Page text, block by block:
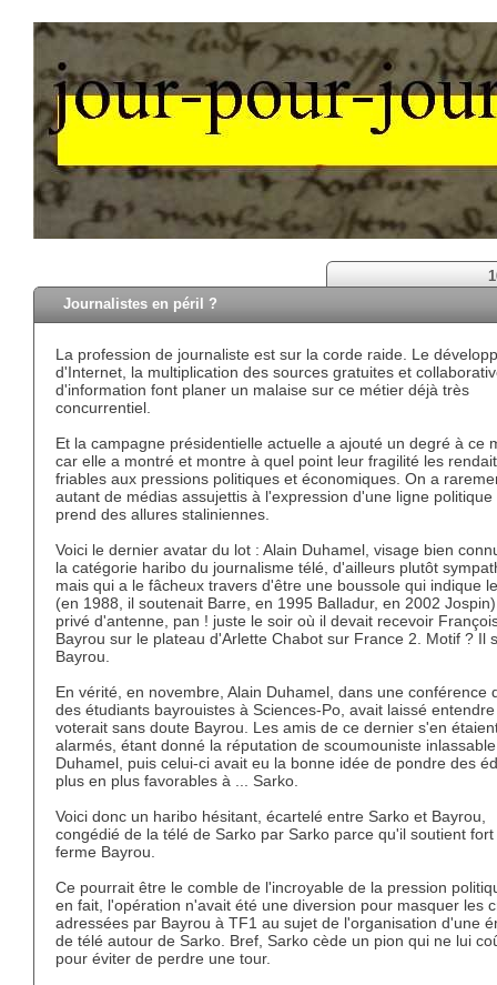
Journalistes en péril ?
La profession de journaliste est sur la corde raide. Le
d'Internet, la multiplication des sources gratuites et
d'information font planer un malaise sur ce métier déjà très
concurrentiel.
Et la campagne présidentielle actuelle a ajouté un degré à ce
car elle a montré et montre à quel point leur fragilité les rendait
friables aux pressions politiques et économiques. On a
autant de médias assujettis à l'expression d'une ligne politique
prend des allures staliniennes.
Voici le dernier avatar du lot : Alain Duhamel, visage bien
la catégorie haribo du journalisme télé, d'ailleurs plutôt
mais qui a le fâcheux travers d'être une boussole qui indique
(en 1988, il soutenait Barre, en 1995 Balladur, en 2002
privé d'antenne, pan ! juste le soir où il devait recevoir
Bayrou sur le plateau d'Arlette Chabot sur France 2. Motif ? Il
Bayrou.
En vérité, en novembre, Alain Duhamel, dans une conférence
des étudiants bayrouistes à Sciences-Po, avait laissé
voterait sans doute Bayrou. Les amis de ce dernier s'en
alarmés, étant donné la réputation de scoumouniste
Duhamel, puis celui-ci avait eu la bonne idée de pondre des
plus en plus favorables à ... Sarko.
Voici donc un haribo hésitant, écartelé entre Sarko et Bayrou,
congédié de la télé de Sarko par Sarko parce qu'il soutient fort
ferme Bayrou.
Ce pourrait être le comble de l'incroyable de la pression
en fait, l'opération n'avait été une diversion pour masquer les
adressées par Bayrou à TF1 au sujet de l'organisation d'une
de télé autour de Sarko. Bref, Sarko cède un pion qui ne lui
pour éviter de perdre une tour.